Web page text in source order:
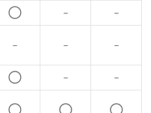
◯ － －
－ － －
◯ － －
◯ ◯ ◯